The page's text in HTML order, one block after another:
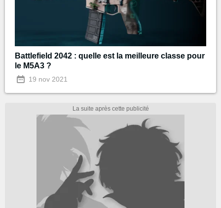
Battlefield 2042 : quelle est la meilleure classe pour
le M5A3 ?
19 nov 2021